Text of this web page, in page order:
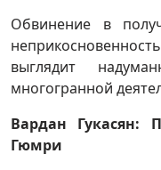
Обвинение в
выглядит
многогранной
Вардан Гукасян:
Гюмри